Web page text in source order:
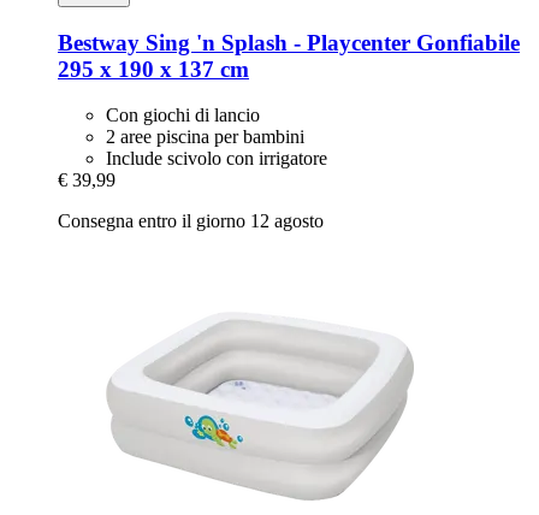
Bestway Sing 'n Splash -​ Playcenter Gonfiabile
295 x 190 x 137 cm
Con giochi di lancio
2 aree piscina per bambini
Include scivolo con irrigatore
€ 39,99
Consegna entro il giorno 12 agosto